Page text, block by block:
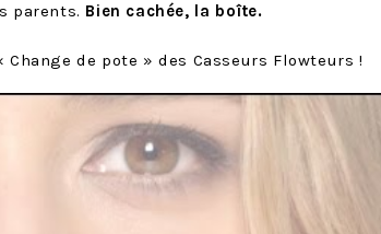
parents. Bien cachée, la boîte.
de pote » des Casseurs Flowteurs !